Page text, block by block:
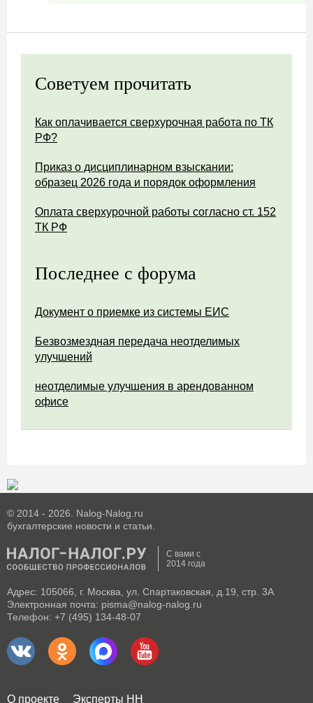
Советуем прочитать
Как оплачивается сверхурочная работа по ТК
РФ?
Приказ о дисциплинарном взыскании:
образец 2026 года и порядок оформления
Оплата сверхурочной работы согласно ст. 152
ТК РФ
Последнее с форума
Документ о приемке из системы ЕИС
Безвозмездная передача неотделимых
улучшений
неотделимые улучшения в арендованном
офисе
© 2014 - 2026. Nalog-Nalog.ru
бухгалтерские новости и статьи.
С вами с
2014 года
Адрес: 105066, г. Москва, ул. Спартаковская, д.19, стр. 3А
Электронная почта: pisma@nalog-nalog.ru
Телефон: +7 (495) 134-48-07
О проекте Эксперты НН